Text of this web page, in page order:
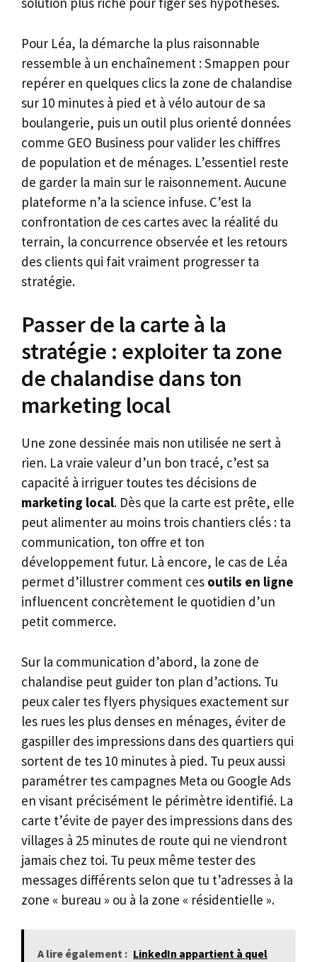
Pour Léa, la démarche la plus raisonnable
ressemble à un enchaînement : Smappen pour
repérer en quelques clics la zone de chalandise
sur 10 minutes à pied et à vélo autour de sa
boulangerie, puis un outil plus orienté données
comme GEO Business pour valider les chiffres
de population et de ménages. L’essentiel reste
de garder la main sur le raisonnement. Aucune
plateforme n’a la science infuse. C’est la
confrontation de ces cartes avec la réalité du
terrain, la concurrence observée et les retours
des clients qui fait vraiment progresser ta
stratégie.
Passer de la carte à la
stratégie : exploiter ta zone
de chalandise dans ton
marketing local
Une zone dessinée mais non utilisée ne sert à
rien. La vraie valeur d’un bon tracé, c’est sa
capacité à irriguer toutes tes décisions de
marketing local. Dès que la carte est prête, elle
peut alimenter au moins trois chantiers clés : ta
communication, ton offre et ton
développement futur. Là encore, le cas de Léa
permet d’illustrer comment ces outils en ligne
influencent concrètement le quotidien d’un
petit commerce.
Sur la communication d’abord, la zone de
chalandise peut guider ton plan d’actions. Tu
peux caler tes flyers physiques exactement sur
les rues les plus denses en ménages, éviter de
gaspiller des impressions dans des quartiers qui
sortent de tes 10 minutes à pied. Tu peux aussi
paramétrer tes campagnes Meta ou Google Ads
en visant précisément le périmètre identifié. La
carte t’évite de payer des impressions dans des
villages à 25 minutes de route qui ne viendront
jamais chez toi. Tu peux même tester des
messages différents selon que tu t’adresses à la
zone « bureau » ou à la zone « résidentielle ».
A lire également : LinkedIn appartient à quel